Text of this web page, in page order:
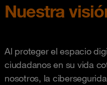
Nuestra
Al proteger el espacio
ciudadanos en su vida
nosotros, la